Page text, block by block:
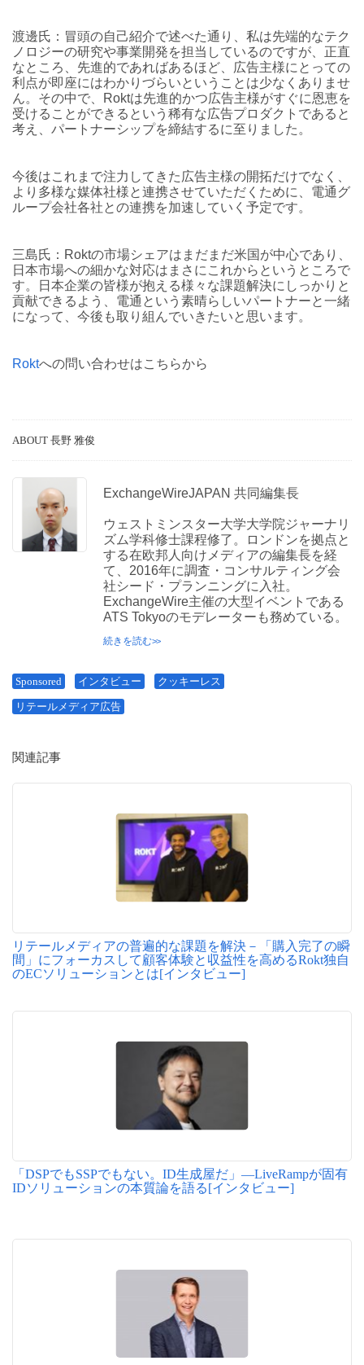
渡邊氏：冒頭の自己紹介で述べた通り、私は先端的なテク
ノロジーの研究や事業開発を担当しているのですが、正直
なところ、先進的であればあるほど、広告主様にとっての
利点が即座にはわかりづらいということは少なくありませ
ん。その中で、Roktは先進的かつ広告主様がすぐに恩恵を
受けることができるという稀有な広告プロダクトであると
考え、パートナーシップを締結するに至りました。
今後はこれまで注力してきた広告主様の開拓だけでなく、
より多様な媒体社様と連携させていただくために、電通グ
ループ会社各社との連携を加速していく予定です。
三島氏：Roktの市場シェアはまだまだ米国が中心であり、
日本市場への細かな対応はまさにこれからというところで
す。日本企業の皆様が抱える様々な課題解決にしっかりと
貢献できるよう、電通という素晴らしいパートナーと一緒
になって、今後も取り組んでいきたいと思います。
Roktへの問い合わせはこちらから
ABOUT 長野 雅俊
ExchangeWireJAPAN 共同編集長
ウェストミンスター大学大学院ジャーナリ
ズム学科修士課程修了。ロンドンを拠点と
する在欧邦人向けメディアの編集長を経
て、2016年に調査・コンサルティング会
社シード・プランニングに入社。
ExchangeWire主催の大型イベントである
ATS Tokyoのモデレーターも務めている。
続きを読む
Sponsored インタビュー クッキーレス
リテールメディア広告
関連記事
リテールメディアの普遍的な課題を解決－「購入完了の瞬
間」にフォーカスして顧客体験と収益性を高めるRokt独自
のECソリューションとは[インタビュー]
「DSPでもSSPでもない。ID生成屋だ」―LiveRampが固有
IDソリューションの本質論を語る[インタビュー]